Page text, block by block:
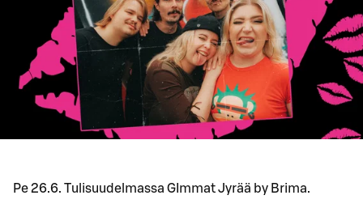
Pe 26.6. Tulisuudelmassa GImmat Jyrää by Brima.